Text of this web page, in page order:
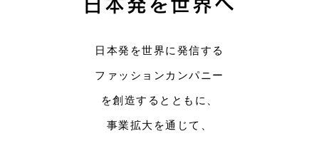
日本発を世界に発信する
ファッションカンパニー
を創造するとともに、
事業拡大を通じて、